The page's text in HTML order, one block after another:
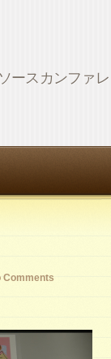
ースカンファ
Comments